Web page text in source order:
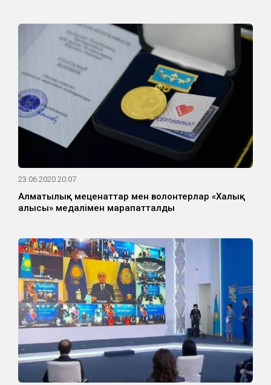
23.06.2020 20:07
Алматылық меценаттар мен волонтерлар «Халық
алғысы» медалімен марапатталды